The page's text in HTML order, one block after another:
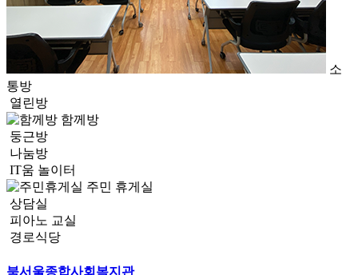
소
통방
열린방
함께방
둥근방
나눔방
IT움 놀이터
주민 휴게실
상담실
피아노 교실
경로식당
북서울종합사회복지관